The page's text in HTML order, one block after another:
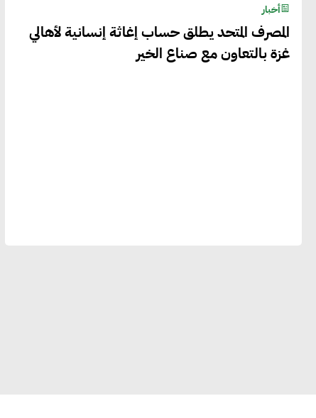
أخبار
المصرف المتحد يطلق حساب إغاثة إنسانية لأهالي
غزة بالتعاون مع صناع الخير